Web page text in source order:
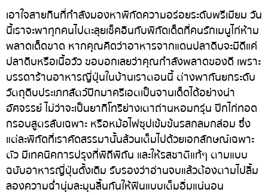
ขนมหวานญี่ปุ่น
เทมปุระ
โอมากาเสะ
ร้านอาหารญี่ปุ่นระดับพรีเมียม
ซาชิมิ/อาหารทะเล
อาหารตะวันตกสไตล์ญี่ปุ่น
ปลาไหลย่าง
ข้าวปั้นญี่ปุ่น
ปู
อารีย์
สีลม
สาทร
อ่อนนุช
พระราม 9
รัชดา
พระโขนง
เพลินจิต
ชิดลม
เอาใจสายกินที่กำลังมองหาพิกัดความอร่อยระดับพรีเมียม วัน
นี้เราจะพาทุกคนไปตะลุยเช็คอินกับพิกัดเด็ดที่คนรักเมนูไก่ห้าม
พลาดเด็ดขาด หากคุณคิดว่าอาหารจากแดนปลาดิบจะมีดีแค่
ปลาดิบหรือเนื้อวัว ขอบอกเลยว่าคุณกำลังพลาดของดี เพราะ
บรรดาร้านอาหารญี่ปุ่นในบ้านเราตอนนี้ ต่างพากันยกระดับ
วัตถุดิบประเภทสัตว์ปีกมาครีเอตเป็นจานเด็ดได้อย่างน่า
อัศจรรย์ ไม่ว่าจะเป็นยากิโทริย่างเตาถ่านหอมกรุ่น ปีกไก่ทอด
กรอบสูตรลับเฉพาะ หรือหม้อไฟซุปเข้มข้นรสกลมกล่อม ซึ่ง
แต่ละพิกัดที่เราคัดสรรมานั้นล้วนเต็มไปด้วยเอกลักษณ์เฉพาะ
ตัว มีเทคนิคการปรุงที่พิถีพิถัน และให้รสชาติแท้ๆ ตามแบบ
ฉบับอาหารญี่ปุ่นดั้งเดิม รับรองว่าอ่านจบแล้วต้องตามไปลิ้ม
ลองความฉ่ำนุ่มละมุนลิ้นกันให้ฟินแบบเต็มอิ่มแน่นอน